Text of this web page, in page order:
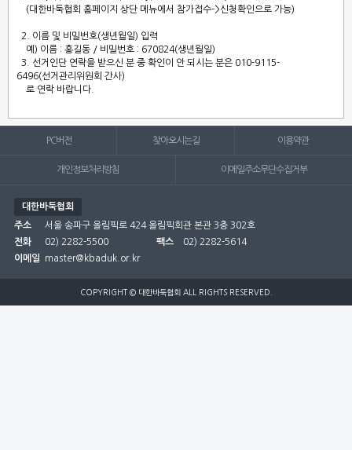
(대한바둑협회 홈페이지 상단 메뉴에서 참가접수->신청확인으로 가능)
2. 이름 및 비밀번호(생년월일) 입력
예) 이름 : 홍길동 / 비밀번호 : 670824(생년월일)
3. 선거인단 연락을 받으신 분 중 확인이 안 되시는 분은 010-9115-
6496(선거관리위원회 간사)
로 연락 바랍니다.
PC버전 찾아오시는길 이용약관
개인정보처리방침 이메일주소무단수집거부
대한바둑협회
주소
서울 송파구 올림픽로 424 올림픽회관 본관 3층 302호
전화
02) 2282-5500 팩스
02) 2282-5614
이메일
master@kbaduk.or.kr
COPYRIGHT © 대한바둑협회 ALL RIGHTS RESERVED.